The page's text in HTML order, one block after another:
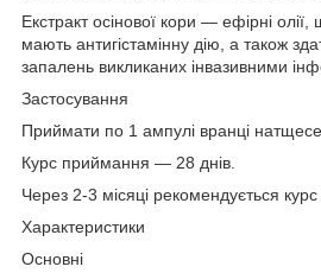
Екстракт осінової кори — ефірні олії,
мають антигістамінну дію, а також
запалень викликаних інвазивними
Застосування
Приймати по 1 ампулі вранці
Курс приймання — 28 днів.
Через 2-3 місяці рекомендується курс
Характеристики
Основні